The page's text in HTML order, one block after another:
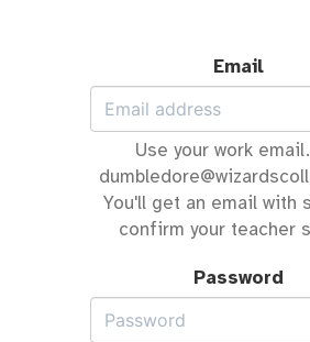
Email
Use your work
You'll get an email with
confirm your teacher
Password